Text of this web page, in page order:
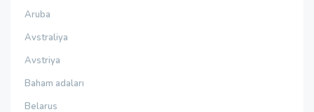
Aruba
Avstraliya
Avstriya
Baham adaları
Belarus